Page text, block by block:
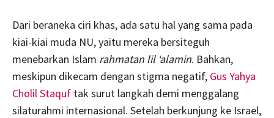
Dari beraneka ciri khas, ada satu hal yang sama pada
kiai-kiai muda NU, yaitu mereka bersiteguh
menebarkan Islam rahmatan lil ‘alamin. Bahkan,
meskipun dikecam dengan stigma negatif, Gus Yahya
Cholil Staquf tak surut langkah demi menggalang
silaturahmi internasional. Setelah berkunjung ke Israel,